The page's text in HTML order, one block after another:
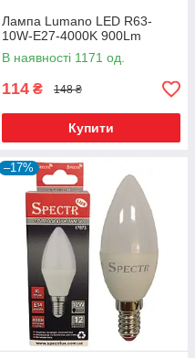
Лампа Lumano LED R63-
10W-E27-4000K 900Lm
В наявності 1171 од.
114 ₴ 148 ₴
Купити
–17%